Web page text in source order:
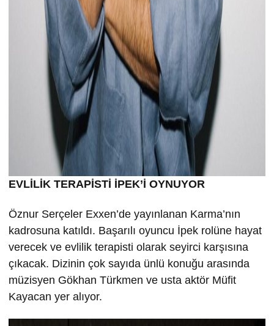
EVLİLİK TERAPİSTİ İPEK’İ OYNUYOR
Öznur Serçeler Exxen’de yayınlanan Karma’nın
kadrosuna katıldı. Başarılı oyuncu İpek rolüne hayat
verecek ve evlilik terapisti olarak seyirci karşısına
çıkacak. Dizinin çok sayıda ünlü konuğu arasında
müzisyen Gökhan Türkmen ve usta aktör Müfit
Kayacan yer alıyor.